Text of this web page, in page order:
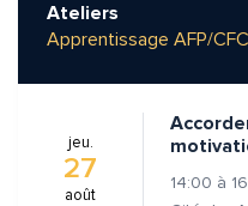
Ateliers
Apprentissage AFP/CFC
jeu.
27
août
14:00 à